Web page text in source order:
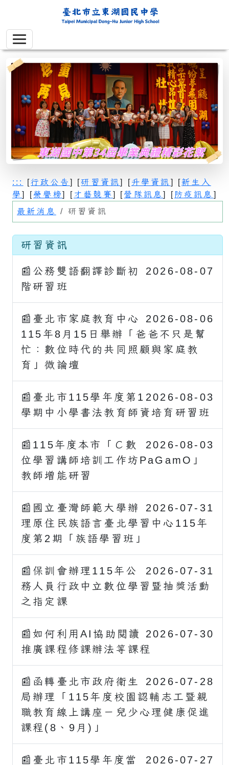
::: [行政公告 ] [研習資訊] [升學資訊 ] [新生入
學] [榮譽榜] [ 才藝競賽 ] [營隊訊息] [ 防疫訊息 ]
最新消息
研習資訊
研習資訊
2026-08-07
📰公務雙語翻譯診斷初
階研習班
2026-08-06
📰臺北市家庭教育中心
115年8月15日舉辦「爸爸不只是幫
忙：數位時代的共同照顧與家庭教
育」微論壇
2026-08-03
📰臺北市115學年度第1
學期中小學書法教育師資培育研習班
2026-08-03
📰115年度本市「Ｃ數
位學習講師培訓工作坊PaGamO」
教師增能研習
2026-07-31
📰國立臺灣師範大學辦
理原住民族語言臺北學習中心115年
度第2期「族語學習班」
2026-07-31
📰保訓會辦理115年公
務人員行政中立數位學習暨抽獎活動
之指定課
2026-07-30
📰如何利用AI協助閱讀
推廣課程修課辦法等課程
2026-07-28
📰函轉臺北市政府衛生
局辦理「115年度校園認輔志工暨親
職教育線上講座－兒少心理健康促進
課程(8、9月)」
2026-07-27
📰臺北市115學年度當